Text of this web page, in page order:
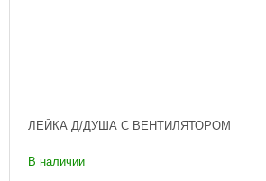
ЛЕЙКА Д/ДУША С ВЕНТИЛЯТОРОМ
В наличии